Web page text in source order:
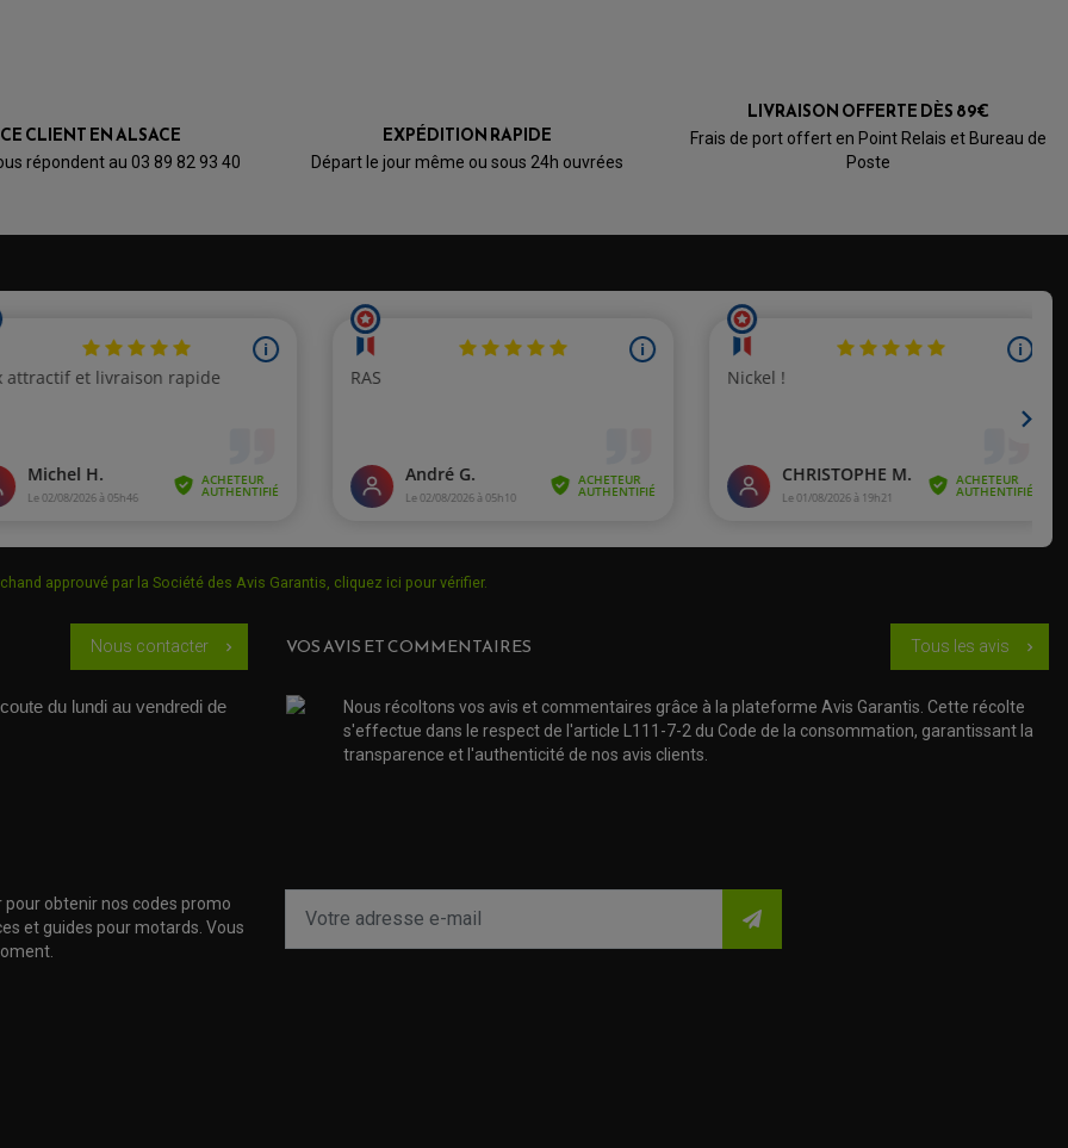
CLIENT EN ALSACE
répondent au 03 89 82 93 40
EXPÉDITION RAPIDE
Départ le jour même ou sous 24h ouvrées
LIVRAISON OFFERTE DÈS 89€
Frais de port offert en Point Relais et Bureau de
Poste
approuvé par la Société des Avis Garantis, cliquez ici pour vérifier.
Nous contacter chevron_right
du lundi au vendredi de
VOS AVIS ET COMMENTAIRES Tous les avis chevron_right
Nous récoltons vos avis et commentaires grâce à la plateforme Avis Garantis. Cette récolte
s'effectue dans le respect de l'article L111-7-2 du Code de la consommation, garantissant la
transparence et l'authenticité de nos avis clients.
obtenir nos codes promo
et guides pour motards. Vous